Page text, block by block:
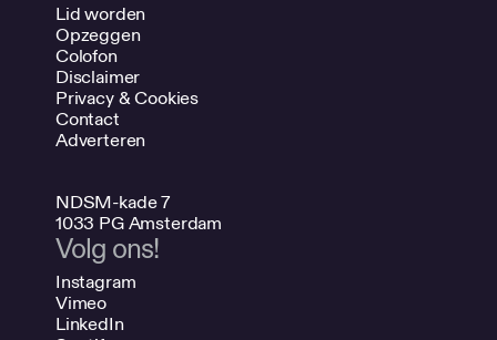
Lid worden
Opzeggen
Colofon
Disclaimer
Privacy & Cookies
Contact
Adverteren
NDSM-kade 7
1033 PG Amsterdam
Volg ons!
Instagram
Vimeo
LinkedIn